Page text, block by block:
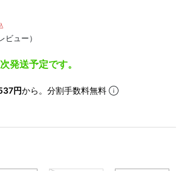
ビュー）
発送予定です。
円から。分割手数料無料